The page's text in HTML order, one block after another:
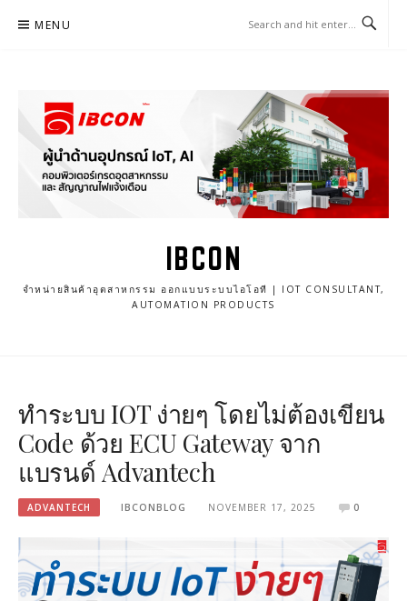
MENU
IBCON
จำหน่ายสินค้าอุตสาหกรรม ออกแบบระบบไอโอที | IOT CONSULTANT,
AUTOMATION PRODUCTS
ทำระบบ IOT ง่ายๆ โดยไม่ต้องเขียน
Code ด้วย ECU Gateway จาก
แบรนด์ Advantech
ADVANTECH IBCONBLOG NOVEMBER 17, 2025 0